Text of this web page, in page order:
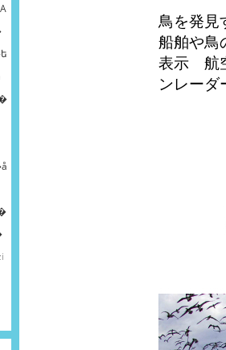
鳥を発見
船舶や
表示 航
ンレーダ